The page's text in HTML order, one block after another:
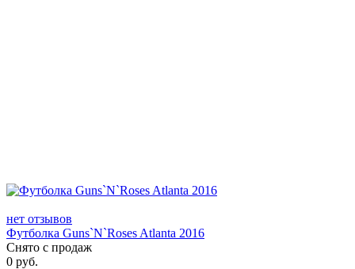
нет отзывов
Футболка Guns`N`Roses Atlanta 2016
Снято с продаж
0 руб.